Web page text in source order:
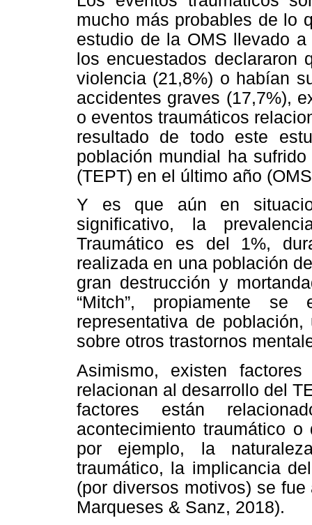
mucho más probables de lo
estudio de la OMS llevado
los encuestados
violencia (21,8%) o habían
accidentes graves (17,7%),
o eventos traumáticos
resultado de todo este
población mundial ha
(TEPT) en el último año
Y es que aún en
significativo, la
Traumático es del 1%,
realizada en una población
gran destrucción y
“Mitch”, propiamente
representativa de
sobre otros trastornos
Asimismo, existen
relacionan al desarrollo del
factores están
acontecimiento traumático
por ejemplo, la
traumático, la implicancia
(por diversos motivos) se
Marqueses & Sanz, 2018).